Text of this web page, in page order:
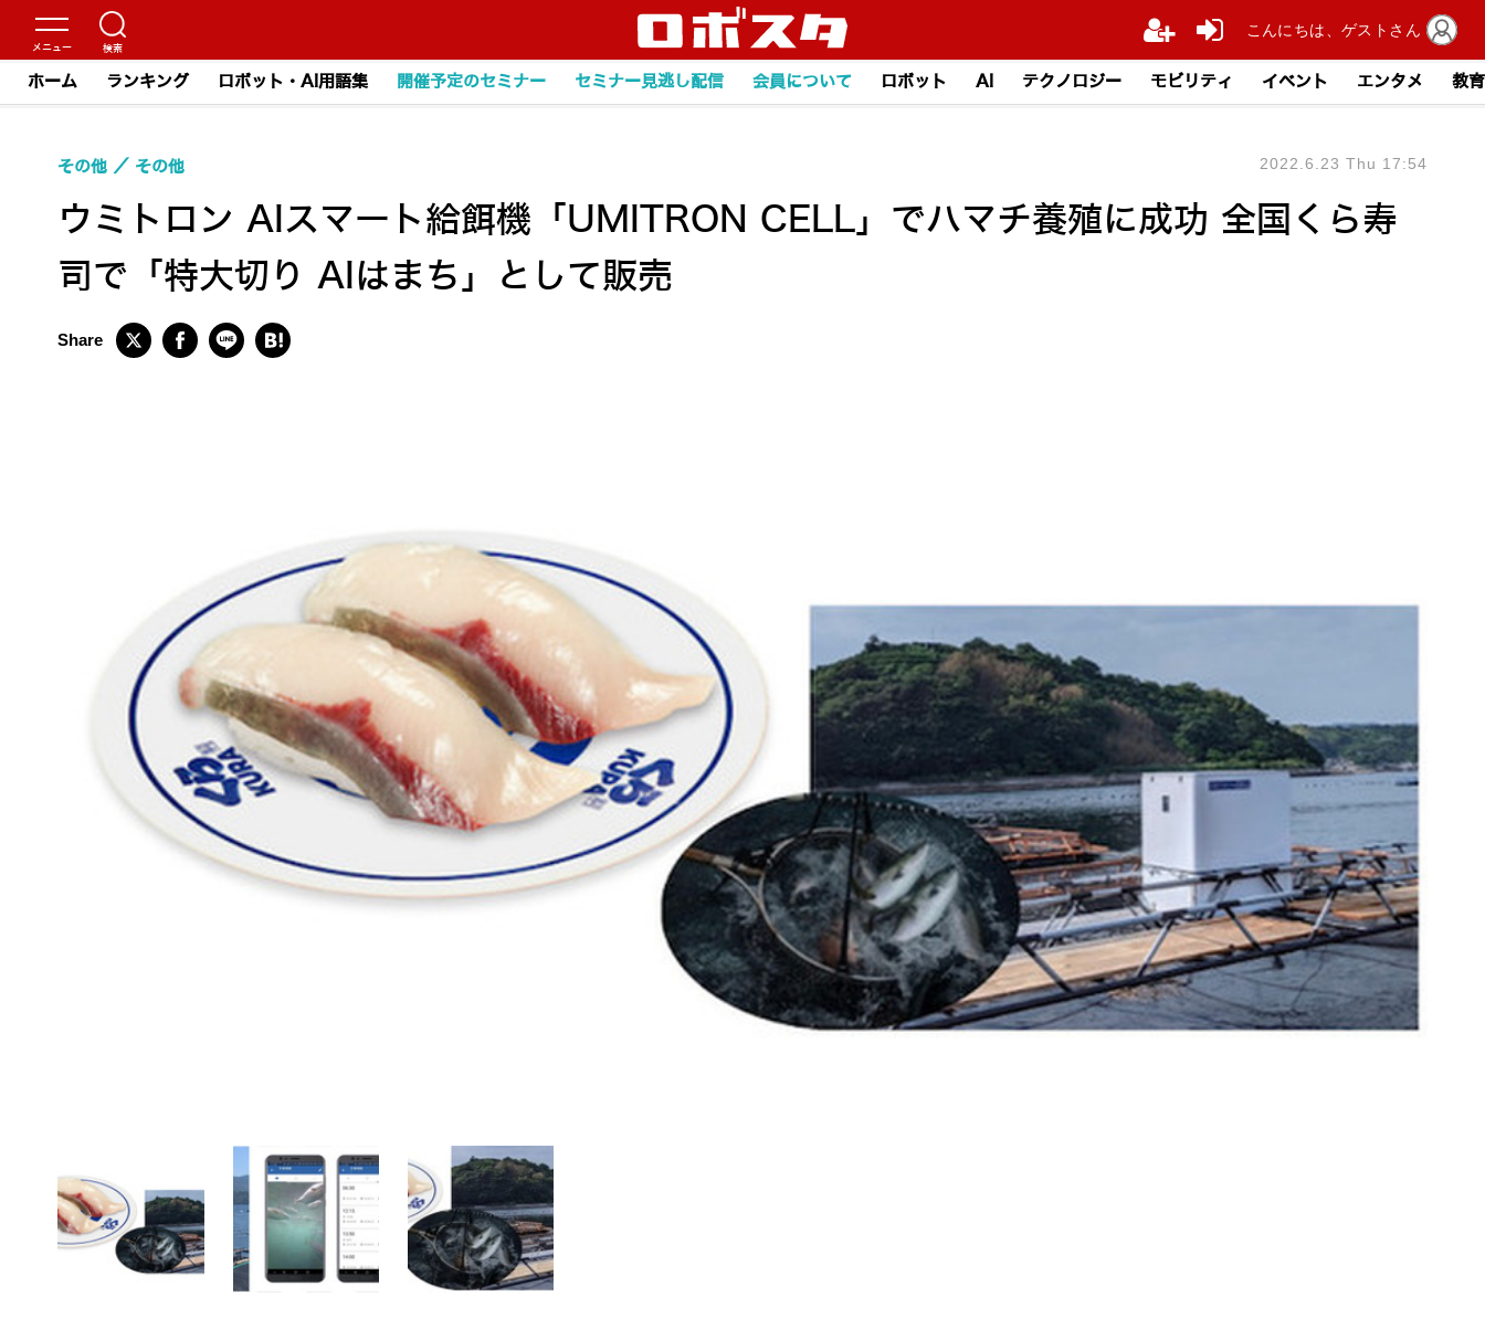
ホーム ランキング ロボット・AI用語集 開催予定のセミナー セミナー見逃し配信 会員について ロボット AI テクノロジー モビリティ イベント エンタメ 教育
ウミトロン AIスマート給餌機「UMITRON CELL」でハマチ養殖に成功 全国くら寿
司で「特大切り AIはまち」として販売
その他 その他 2022.6.23 Thu 17:54
こんにちは、ゲストさん